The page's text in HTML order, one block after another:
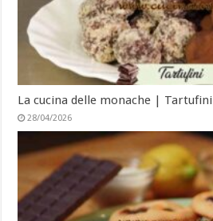
La cucina delle monache | Tartufini
28/04/2026